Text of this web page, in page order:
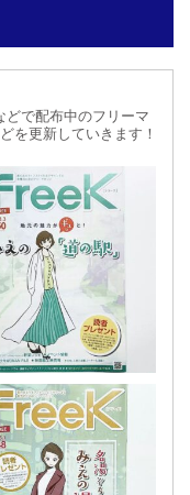
どで配布中のフリーマ
を更新していきます！